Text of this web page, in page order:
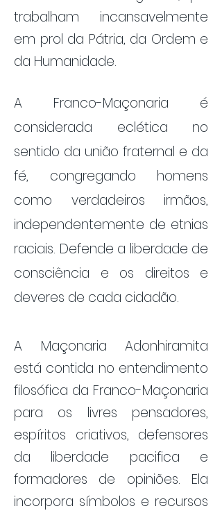
trabalham incansavelmente
em prol da Pátria, da Ordem e
da Humanidade.
A Franco-Maçonaria é
considerada eclética no
sentido da união fraternal e da
fé, congregando homens
como verdadeiros irmãos,
independentemente de etnias
raciais. Defende a liberdade de
consciência e os direitos e
deveres de cada cidadão.
A Maçonaria Adonhiramita
está contida no entendimento
filosófica da Franco-Maçonaria
para os livres pensadores,
espíritos criativos, defensores
da liberdade pacifica e
formadores de opiniões. Ela
incorpora símbolos e recursos